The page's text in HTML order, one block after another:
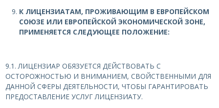
К ЛИЦЕНЗИАТАМ, ПРОЖИВАЮЩИМ В ЕВРОПЕЙСКОМ
СОЮЗЕ ИЛИ ЕВРОПЕЙСКОЙ ЭКОНОМИЧЕСКОЙ ЗОНЕ,
ПРИМЕНЯЕТСЯ СЛЕДУЮЩЕЕ ПОЛОЖЕНИЕ:
9.1. ЛИЦЕНЗИАР ОБЯЗУЕТСЯ ДЕЙСТВОВАТЬ С
ОСТОРОЖНОСТЬЮ И ВНИМАНИЕМ, СВОЙСТВЕННЫМИ ДЛЯ
ДАННОЙ СФЕРЫ ДЕЯТЕЛЬНОСТИ, ЧТОБЫ ГАРАНТИРОВАТЬ
ПРЕДОСТАВЛЕНИЕ УСЛУГ ЛИЦЕНЗИАТУ.